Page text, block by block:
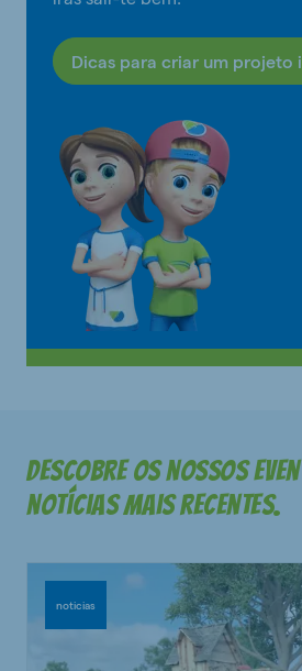
Dicas para criar um projeto
Descobre os nossos
notícias mais recentes.
noticias